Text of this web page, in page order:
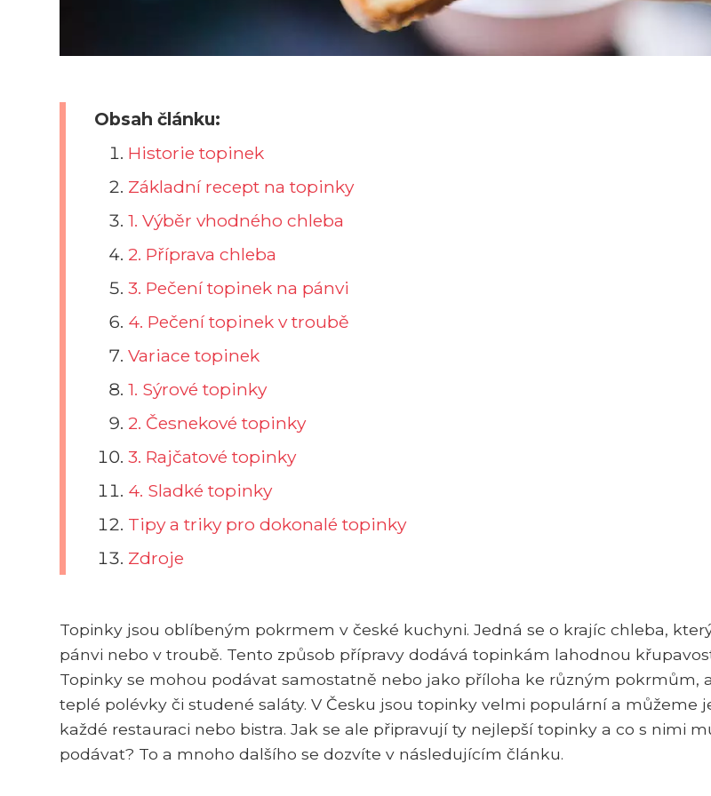
Obsah článku:
Historie topinek
Základní recept na topinky
1. Výběr vhodného chleba
2. Příprava chleba
3. Pečení topinek na pánvi
4. Pečení topinek v troubě
Variace topinek
1. Sýrové topinky
2. Česnekové topinky
3. Rajčatové topinky
4. Sladké topinky
Tipy a triky pro dokonalé topinky
Zdroje
Topinky jsou oblíbeným pokrmem v české kuchyni. Jedná se o krajíc chleba,
pánvi nebo v troubě. Tento způsob přípravy dodává topinkám lahodnou
Topinky se mohou podávat samostatně nebo jako příloha ke různým pokrmům,
teplé polévky či studené saláty. V Česku jsou topinky velmi populární a můžeme
každé restauraci nebo bistra. Jak se ale připravují ty nejlepší topinky a co s nimi
podávat? To a mnoho dalšího se dozvíte v následujícím článku.